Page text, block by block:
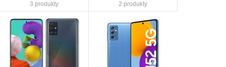
3 produkty 2 produkty